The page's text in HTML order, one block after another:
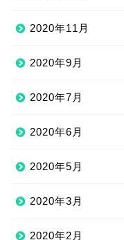
2020年11月
2020年9月
2020年7月
2020年6月
2020年5月
2020年3月
2020年2月